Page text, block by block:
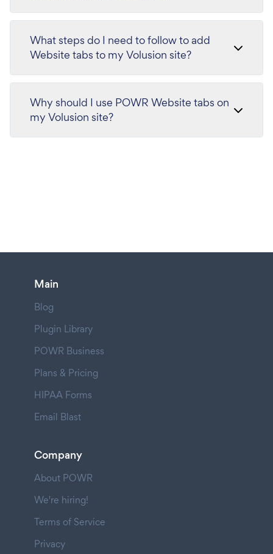
What steps do I need to follow to add
Website tabs to my Volusion site?
Why should I use POWR Website tabs on
my Volusion site?
Main
Blog
Plugin Library
POWR Business
Plans & Pricing
HIPAA Forms
Email Blast
Company
About POWR
We're hiring!
Terms of Service
Privacy